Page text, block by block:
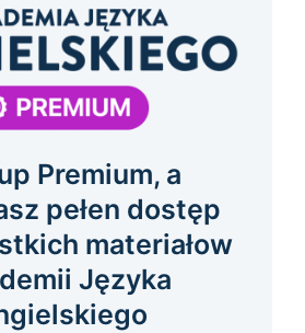
Premium, a
pełen dostęp
materiałow
Języka